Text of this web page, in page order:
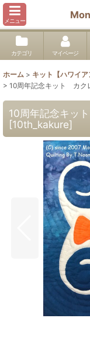
メニュー
カテゴリ マイページ
ホーム > キット【ハワイ
> 10周年記念キット カ
10周年記念キ
[10th_kakure]